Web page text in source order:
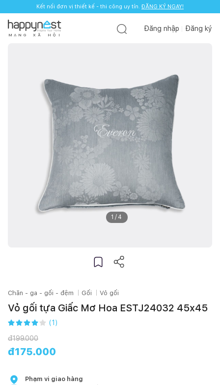
Kết nối đơn vị thiết kế - thi công uy tín. ĐĂNG KÝ NGAY!
M Ạ N G X Ã H Ộ I
Đăng nhập Đăng ký
1 / 4
Chăn - ga - gối - đệm Gối Vỏ gối
Vỏ gối tựa Giấc Mơ Hoa ESTJ24032 45x45
(1 )
đ199.000
đ175.000
Phạm vi giao hàng